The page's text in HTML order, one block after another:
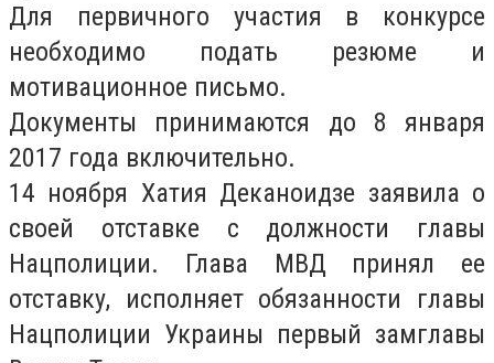
Для первичного участия в конкурсе
необходимо подать резюме и
мотивационное письмо.
Документы принимаются до 8 января
2017 года включительно.
14 ноября Хатия Деканоидзе заявила о
своей отставке с должности главы
Нацполиции. Глава МВД принял ее
отставку, исполняет обязанности главы
Нацполиции Украины первый замглавы